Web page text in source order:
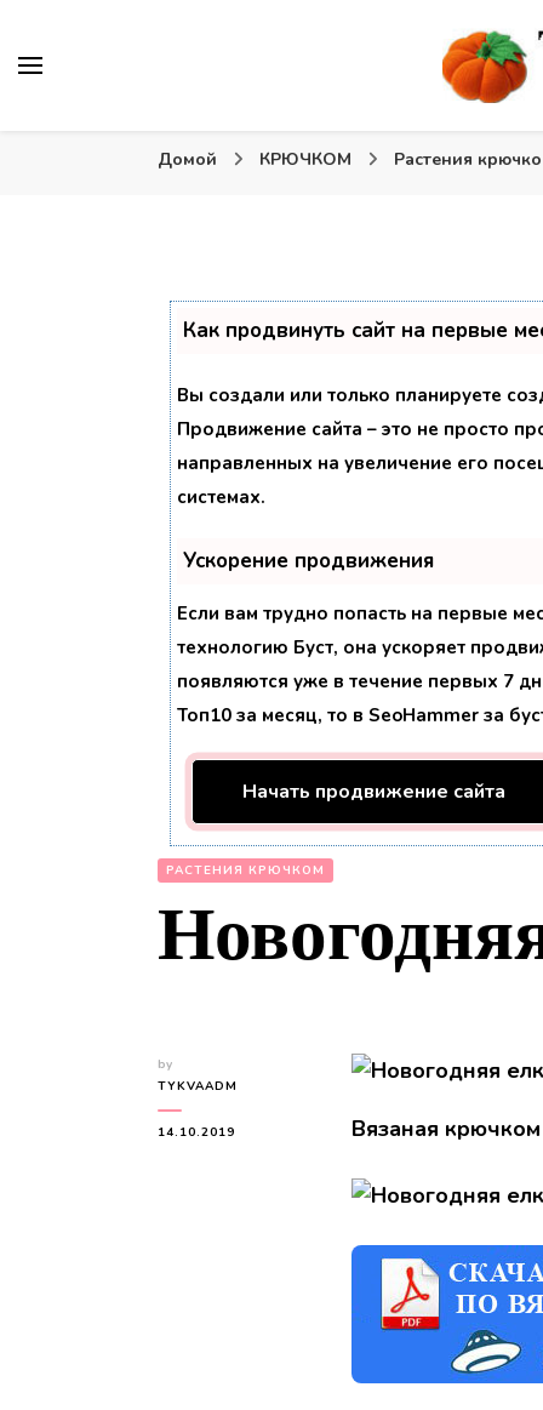
Тыква: Вяжем игрушки
Домой КРЮЧКОМ Растения
Как продвинуть сайт на первые
Вы создали или только планируете
Продвижение сайта – это не просто
направленных на увеличение его
системах.
Ускорение продвижения
Если вам трудно попасть на первые
технологию Буст, она ускоряет
появляются уже в течение первых 7
Топ10 за месяц, то в SeoHammer за
Начать продвижение сайта
РАСТЕНИЯ КРЮЧКОМ
by
TYKVAADM
14.10.2019 Вязаная